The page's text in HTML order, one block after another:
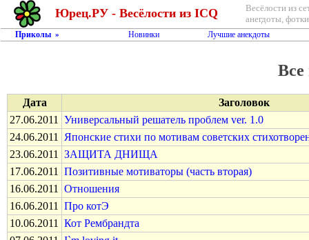
Юрец.РУ - Весёлости из ICQ
Весёлости из
анегдоты,
Приколы » Новинки Лучшие анекдоты
Дата
Заголовок
27.06.2011
Универсальный решатель проблем ver. 1.0
24.06.2011
Японские стихи по мотивам советских
23.06.2011
ЗАЩИТА ДНИЩА
17.06.2011
Позитивные мотиваторы (часть вторая)
16.06.2011
Отношения
16.06.2011
Про котЭ
10.06.2011
Кот Рембрандта